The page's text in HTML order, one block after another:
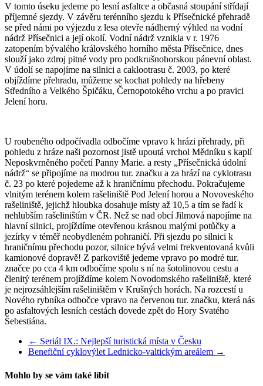
V tomto úseku jedeme po lesní asfaltce a občasná stoupání střídají
příjemné sjezdy. V závěru terénního sjezdu k Přísečnické přehradě
se před námi po výjezdu z lesa otevře nádherný výhled na vodní
nádrž Přísečnici a její okolí. Vodní nádrž vznikla v r. 1976
zatopením bývalého královského horního města Přísečnice, dnes
slouží jako zdroj pitné vody pro podkrušnohorskou pánevní oblast.
V údolí se napojíme na silnici a caklootrasu č. 2003, po které
objíždíme přehradu, můžeme se kochat pohledy na hřebeny
Středního a Velkého Špičáku, Černopotokého vrchu a po pravici
Jelení horu.
U roubeného odpočívadla odbočíme vpravo k hrázi přehrady, při
pohledu z hráze naši pozornost jistě upoutá vrchol Mědníku s kaplí
Neposkvrněného početí Panny Marie. a resty „Přísečnická údolní
nádrž“ se připojíme na modrou tur. značku a za hrází na cyklotrasu
č. 23 po které pojedeme až k hraničnímu přechodu. Pokračujeme
vlnitým terénem kolem rašeliniště Pod Jelení horou a Novoveského
rašeliniště, jejichž hloubka dosahuje místy až 10,5 a tím se řadí k
nehlubším rašeliništím v ČR. Než se nad obcí Jilmová napojíme na
hlavní silnici, projíždíme otevřenou krásnou malými potůčky a
jezírky v téměř neobydleném pohraničí. Při sjezdu po silnici k
hraničnímu přechodu pozor, silnice bývá velmi frekventovaná kvůli
kamionové dopravě! Z parkoviště jedeme vpravo po modré tur.
značce po cca 4 km odbočíme spolu s ní na šotolinovou cestu a
členitý terénem projíždíme kolem Novodomského rašeliniště, které
je nejrozsáhlejším rašeliništěm v Krušných horách. Na rozcestí u
Nového rybníka odbočce vpravo na červenou tur. značku, která nás
po asfaltových lesních cestách dovede zpět do Hory Svatého
Šebestiána.
← Seriál IX.: Nejlepší turistická místa v Česku
Benefiční cyklovýlet Lednicko-valtickým areálem →
Mohlo by se vám také líbit